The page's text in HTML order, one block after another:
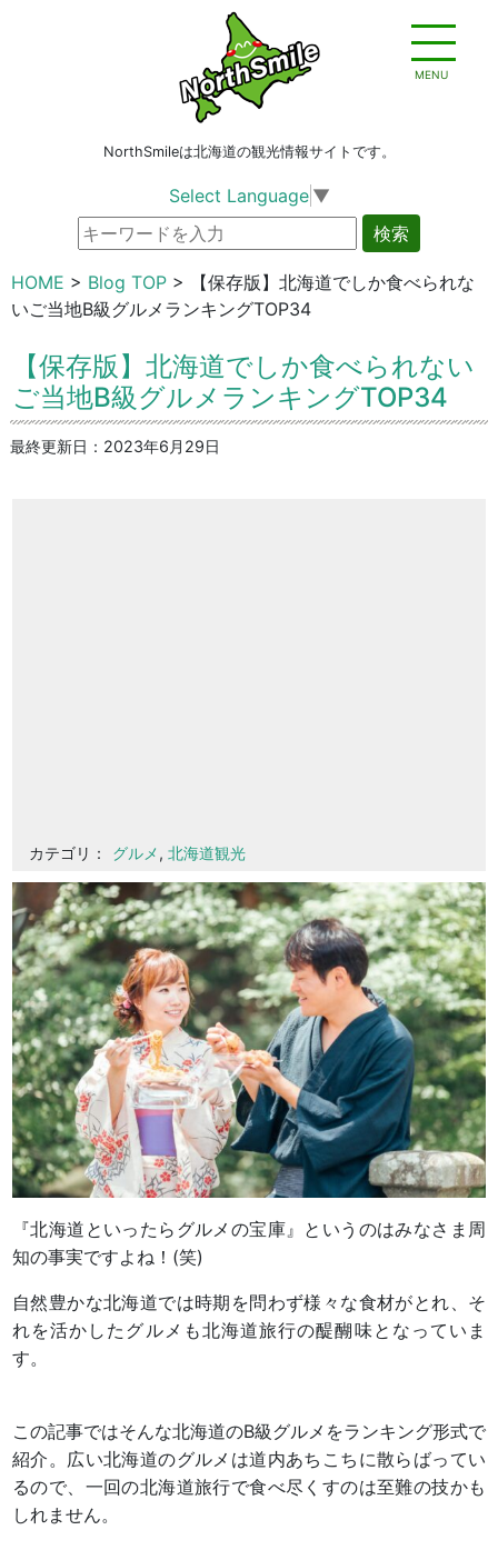
MENU
NorthSmileは北海道の観光情報サイトです。
Select Language ▼
検索
HOME Blog TOP
【保存版】北海道でしか食べられな
いご当地B級グルメランキングTOP34
【保存版】北海道でしか食べられない
ご当地B級グルメランキングTOP34
最終更新日：2023年6月29日
カテゴリ： グルメ, 北海道観光
『北海道といったらグルメの宝庫』というのはみなさま周
知の事実ですよね！(笑)
自然豊かな北海道では時期を問わず様々な食材がとれ、そ
れを活かしたグルメも北海道旅行の醍醐味となっていま
す。
この記事ではそんな北海道のB級グルメをランキング形式で
紹介。広い北海道のグルメは道内あちこちに散らばってい
るので、一回の北海道旅行で食べ尽くすのは至難の技かも
しれません。